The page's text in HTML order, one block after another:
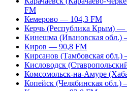
FM
Кемерово — 104,3 FM
Керчь (Республика Крым) —
Кинешма (Ивановская обл.)
Киров — 90,8 FM
Кирсанов (Тамбовская
Кисловодск
Комсомольск-на-Амуре
Копейск (Челябинская